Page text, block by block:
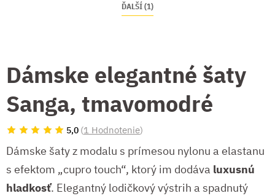
ĎALŠÍ (1)
Dámske elegantné šaty
Sanga, tmavomodré
5,0 (1 Hodnotenie)
Dámske šaty z modalu s prímesou nylonu a elastanu
s efektom „cupro touch“, ktorý im dodáva luxusnú
hladkosť. Elegantný lodičkový výstrih a spadnutý